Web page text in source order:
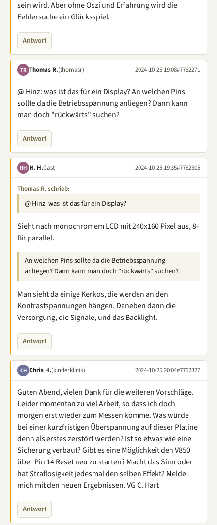
sein wird. Aber ohne Oszi und Erfahrung wird die
Fehlersuche ein Glücksspiel.
Antwort
TR Thomas R.(thomasr) 2024-10-25 19:08#7762271
@ Hinz: was ist das für ein Display? An welchen Pins
sollte da die Betriebsspannung anliegen? Dann kann
man doch "rückwärts" suchen?
Antwort
HH H. H.Gast 2024-10-25 19:35#7762305
Thomas R. schrieb:
@ Hinz: was ist das für ein Display?
Sieht nach monochromem LCD mit 240x160 Pixel aus, 8-
Bit parallel.
An welchen Pins sollte da die Betriebsspannung
anliegen? Dann kann man doch "rückwärts" suchen?
Man sieht da einige Kerkos, die werden an den
Kontrastspannungen hängen. Daneben dann die
Versorgung, die Signale, und das Backlight.
Antwort
CH Chris H.(kinderklinik) 2024-10-25 20:04#7762327
Guten Abend, vielen Dank für die weiteren Vorschläge.
Leider momentan zu viel Arbeit, so dass ich doch
morgen erst wieder zum Messen komme. Was würde
bei einer kurzfristigen Überspannung auf dieser Platine
denn als erstes zerstört werden? Ist so etwas wie eine
Sicherung verbaut? Gibt es eine Möglichkeit den V850
über Pin 14 Reset neu zu starten? Macht das Sinn oder
hat Straflosigkeit jedesmal den selben Effekt? Melde
mich mit den neuen Ergebnissen. VG C. Hart
Antwort